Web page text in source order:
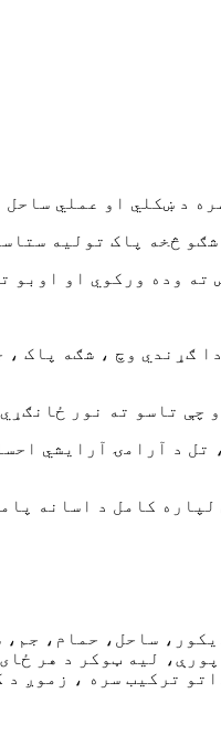
ګړندي وچ ، شګه پاک
د آرامۍ آرایشي